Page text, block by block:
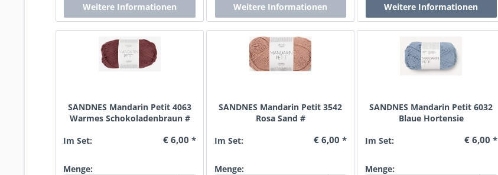
SANDNES Mandarin Petit 4063
Warmes Schokoladenbraun #
Im Set:
€ 6,00 *
Menge:
SANDNES Mandarin Petit 3542
Rosa Sand #
Im Set:
€ 6,00 *
Menge:
SANDNES Mandarin Petit 6032
Blaue Hortensie
Im Set:
€ 6,00 *
Menge: